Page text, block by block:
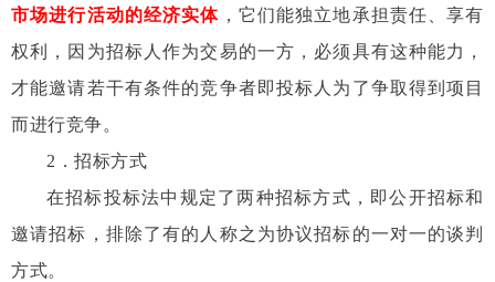
市场进行活动的经济实体 ，它们能独立地承担责任、享有
权利，因为招标人作为交易的一方，必须具有这种能力，
才能邀请若干有条件的竞争者即投标人为了争取得到项目
而进行竞争。
2 ．招标方式
在招标投标法中规定了两种招标方式，即公开招标和
邀请招标，排除了有的人称之为协议招标的一对一的谈判
方式。